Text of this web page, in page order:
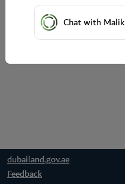
dubailand.gov.ae
Feedback
Chat with Malik